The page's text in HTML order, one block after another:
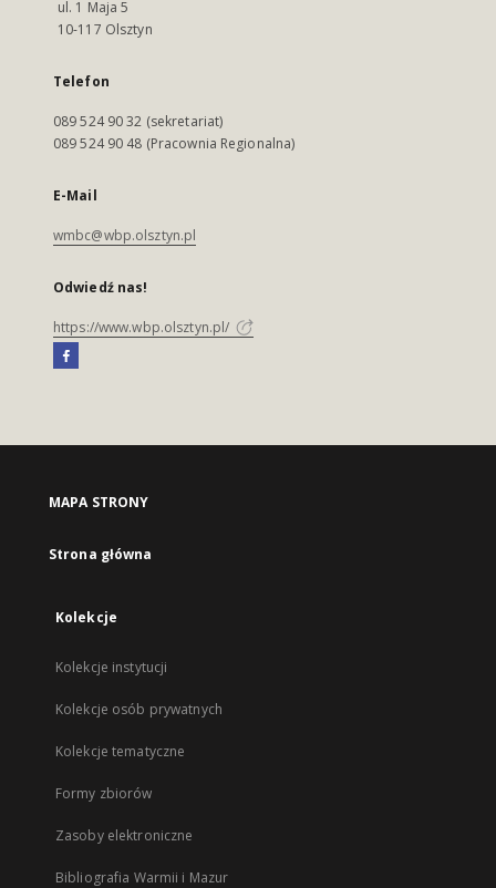
ul. 1 Maja 5
10-117 Olsztyn
Telefon
089 524 90 32 (sekretariat)
089 524 90 48 (Pracownia Regionalna)
E-Mail
wmbc@wbp.olsztyn.pl
Odwiedź nas!
https://www.wbp.olsztyn.pl/
MAPA STRONY
Strona główna
Kolekcje
Kolekcje instytucji
Kolekcje osób prywatnych
Kolekcje tematyczne
Formy zbiorów
Zasoby elektroniczne
Bibliografia Warmii i Mazur